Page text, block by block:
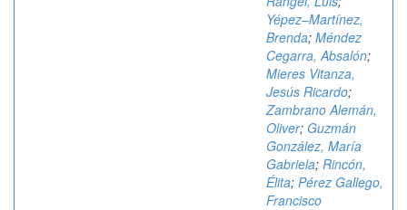
Yépez–Martínez,
Brenda; Méndez
Cegarra, Absalón;
Mieres Vitanza,
Jesús Ricardo;
Zambrano Alemán,
Oliver; Guzmán
González, María
Gabriela; Rincón,
Élita; Pérez Gallego,
Francisco